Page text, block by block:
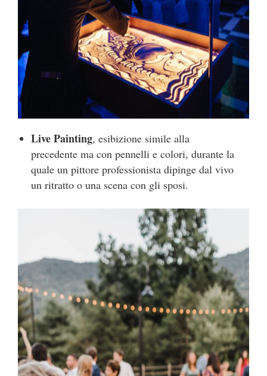
Live Painting, esibizione simile alla
precedente ma con pennelli e colori, durante la
quale un pittore professionista dipinge dal vivo
un ritratto o una scena con gli sposi.